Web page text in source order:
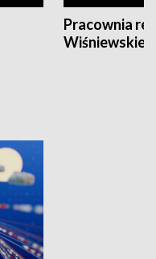
Pracownia